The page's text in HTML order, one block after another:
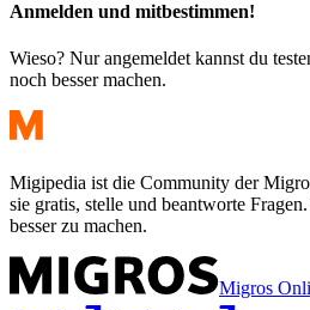
Anmelden und mitbestimmen!
Wieso? Nur angemeldet kannst du
noch besser machen.
Migipedia ist die Community der
sie gratis, stelle und beantworte
besser zu machen.
Migros